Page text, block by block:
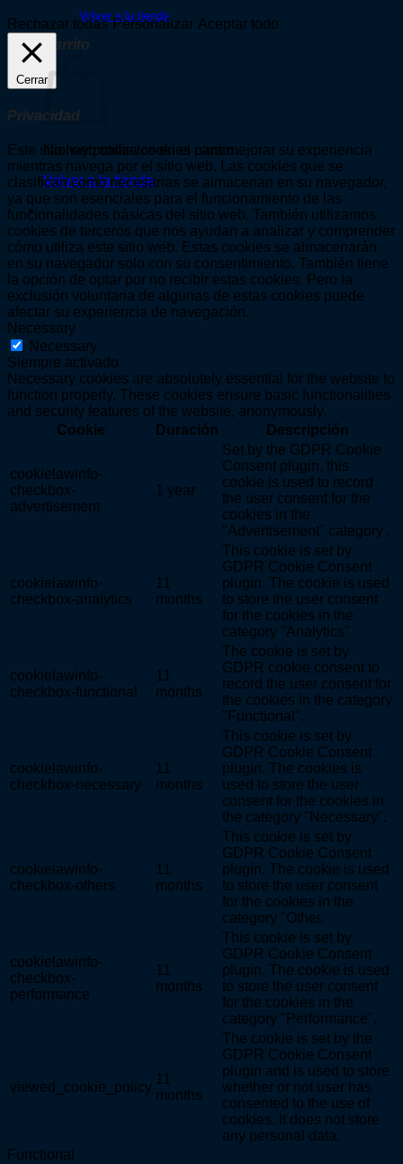
Volver a la tienda
Carrito
No hay productos en el carrito.
Volver a la tienda
Rechazar todas Personalizar Aceptar todo
Cerrar
Privacidad
Este sitio web utiliza cookies para mejorar su experiencia
mientras navega por el sitio web. Las cookies que se
clasifican como necesarias se almacenan en su navegador,
ya que son esenciales para el funcionamiento de las
funcionalidades básicas del sitio web. También utilizamos
cookies de terceros que nos ayudan a analizar y comprender
cómo utiliza este sitio web. Estas cookies se almacenarán
en su navegador solo con su consentimiento. También tiene
la opción de optar por no recibir estas cookies. Pero la
exclusión voluntaria de algunas de estas cookies puede
afectar su experiencia de navegación.
Necessary
Necessary
Siempre activado
Necessary cookies are absolutely essential for the website to
function properly. These cookies ensure basic functionalities
and security features of the website, anonymously.
Cookie
Duración Descripción
cookielawinfo-
checkbox-
advertisement
1 year
Set by the GDPR Cookie
Consent plugin, this
cookie is used to record
the user consent for the
cookies in the
"Advertisement" category .
cookielawinfo-
checkbox-analytics
11
months
This cookie is set by
GDPR Cookie Consent
plugin. The cookie is used
to store the user consent
for the cookies in the
category "Analytics".
cookielawinfo-
checkbox-functional
11
months
The cookie is set by
GDPR cookie consent to
record the user consent for
the cookies in the category
"Functional".
cookielawinfo-
checkbox-necessary
11
months
This cookie is set by
GDPR Cookie Consent
plugin. The cookies is
used to store the user
consent for the cookies in
the category "Necessary".
cookielawinfo-
checkbox-others
11
months
This cookie is set by
GDPR Cookie Consent
plugin. The cookie is used
to store the user consent
for the cookies in the
category "Other.
cookielawinfo-
checkbox-
performance
11
months
This cookie is set by
GDPR Cookie Consent
plugin. The cookie is used
to store the user consent
for the cookies in the
category "Performance".
viewed_cookie_policy
11
months
The cookie is set by the
GDPR Cookie Consent
plugin and is used to store
whether or not user has
consented to the use of
cookies. It does not store
any personal data.
Functional